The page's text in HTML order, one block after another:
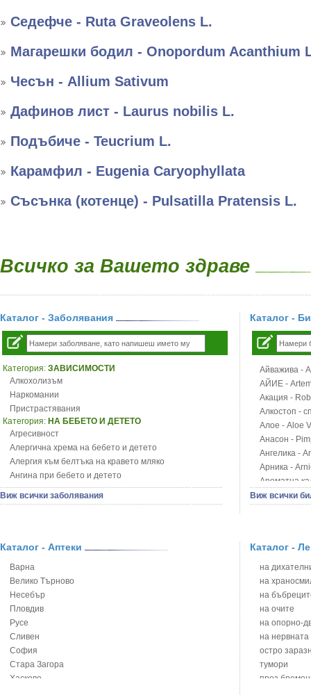
Седефче - Ruta Graveolens L.
Магарешки бодил - Onopordum Acanthium
Чесън - Allium Sativum
Дафинов лист - Laurus nobilis L.
Подъбиче - Teucrium L.
Карамфил - Eugenia Caryophyllata
Съсънка (котенце) - Pulsatilla Pratensis L.
Всичко за Вашето здраве
Каталог - Заболявания
Категория: ЗАВИСИМОСТИ
Алкохолизъм
Наркомании
Пристрастявания
Категория: НА БЕБЕТО И ДЕТЕТО
Агресивност
Алергична хрема на бебето и детето
Алергия към белтъка на кравето мляко
Ангина при бебето и детето
Анемия при бебето и детето
Апетит - пълни деца
Бронхиална астма при бебето и детето
Варицела
Висока температура на бебето и детето
Възпаление на ушите на бебето и детето
Глисти
Грижа за пъпа на новороденото
Грип при бебето и детето
Гърч
Да отгледам и възпитам детето си
Виж всички заболявания
Каталог -
Айважива -
АЙИЕ -
Акация -
Алкостоп -
Алое - Aloe
Анасон -
Ангелика -
Арника -
Ароматна
Арония -
Блатен
Блян
Бобови
Божур -
Борови
Босилек -
Брей -
Брош -
Бръшлян -
Бряст -
Виж всички
Каталог - Аптеки
Варна
Велико Търново
Несебър
Пловдив
Русе
Сливен
София
Стара Загора
Хасково
Каталог -
на
на
на
на очите
на опорно-
на нервната
остро
тумори
през